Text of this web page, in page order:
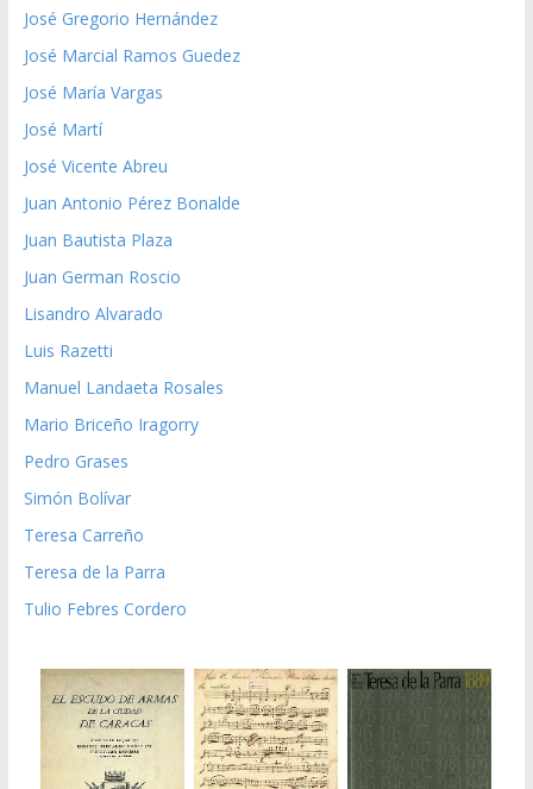
José Gregorio Hernández
José Marcial Ramos Guedez
José María Vargas
José Martí
José Vicente Abreu
Juan Antonio Pérez Bonalde
Juan Bautista Plaza
Juan German Roscio
Lisandro Alvarado
Luis Razetti
Manuel Landaeta Rosales
Mario Briceño Iragorry
Pedro Grases
Simón Bolívar
Teresa Carreño
Teresa de la Parra
Tulio Febres Cordero